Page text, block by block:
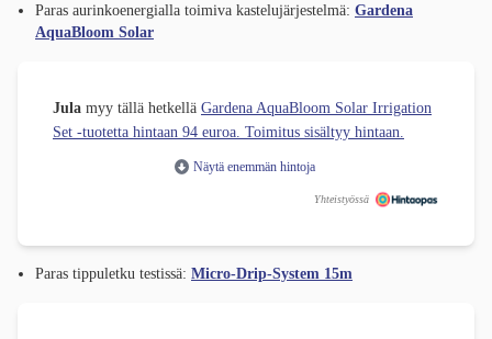
Paras aurinkoenergialla toimiva kastelujärjestelmä: Gardena
AquaBloom Solar
Jula myy tällä hetkellä Gardena AquaBloom Solar Irrigation
Set -tuotetta hintaan 94 euroa. Toimitus sisältyy hintaan.
Näytä enemmän hintoja
Yhteistyössä
Paras tippuletku testissä: Micro-Drip-System 15m